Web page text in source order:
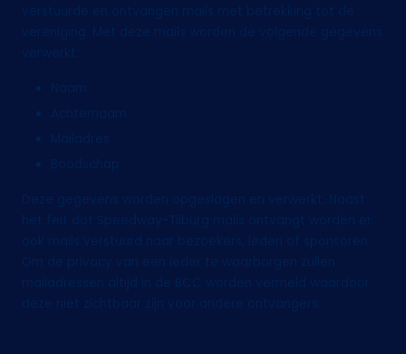
verstuurde en ontvangen mails met betrekking tot de
vereniging. Met deze mails worden de volgende gegevens
Naam
Achternaam
Mailadres
Boodschap
Deze gegevens worden opgeslagen en verwerkt. Naast
het feit dat Speedway-Tilburg mails ontvangt worden er
ook mails verstuurd naar bezoekers, leden of sponsoren.
Om de privacy van een ieder te waarborgen zullen
mailadressen altijd in de BCC worden vermeld waardoor
deze niet zichtbaar zijn voor andere ontvangers.